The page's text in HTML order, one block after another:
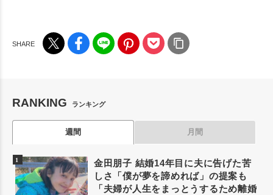
RANKING ランキング
週間 月間
金田朋子 結婚14年目に夫に告げた苦
しさ「僕が夢を諦めれば」の提案も
「夫婦が人生をまっとうするため離婚